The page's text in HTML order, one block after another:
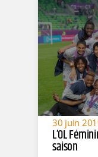
30 juin
L’OL
saison